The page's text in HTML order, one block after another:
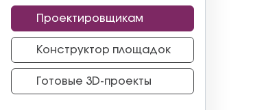
Проектировщикам
Конструктор площадок
Готовые 3D-проекты